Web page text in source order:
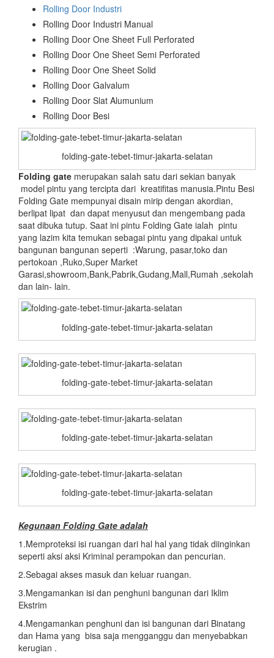
Rolling Door Industri
Rolling Door Industri Manual
Rolling Door One Sheet Full Perforated
Rolling Door One Sheet Semi Perforated
Rolling Door One Sheet Solid
Rolling Door Galvalum
Rolling Door Slat Alumunium
Rolling Door Besi
folding-gate-tebet-timur-jakarta-selatan
Folding gate merupakan salah satu dari sekian banyak
model pintu yang tercipta dari kreatifitas manusia.Pintu Besi
Folding Gate mempunyai disain mirip dengan akordian,
berlipat lipat dan dapat menyusut dan mengembang pada
saat dibuka tutup. Saat ini pintu Folding Gate ialah pintu
yang lazim kita temukan sebagai pintu yang dipakai untuk
bangunan bangunan seperti :Warung, pasar,toko dan
pertokoan ,Ruko,Super Market
Garasi,showroom,Bank,Pabrik,Gudang,Mall,Rumah ,sekolah
dan lain- lain.
folding-gate-tebet-timur-jakarta-selatan
folding-gate-tebet-timur-jakarta-selatan
folding-gate-tebet-timur-jakarta-selatan
folding-gate-tebet-timur-jakarta-selatan
Kegunaan Folding Gate adalah
1.Memproteksi isi ruangan dari hal hal yang tidak diinginkan
seperti aksi aksi Kriminal perampokan dan pencurian.
2.Sebagai akses masuk dan keluar ruangan.
3.Mengamankan isi dan penghuni bangunan dari Iklim
Ekstrim
4.Mengamankan penghuni dan isi bangunan dari Binatang
dan Hama yang bisa saja mengganggu dan menyebabkan
kerugian .